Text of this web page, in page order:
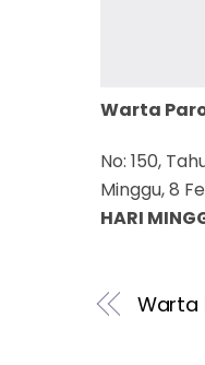
Warta
No: 150,
Minggu, 8
HARI
Warta